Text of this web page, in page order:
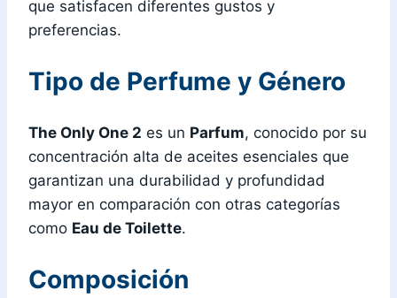
que satisfacen diferentes gustos y
preferencias.
Tipo de Perfume y Género
The Only One 2 es un Parfum, conocido por su
concentración alta de aceites esenciales que
garantizan una durabilidad y profundidad
mayor en comparación con otras categorías
como Eau de Toilette.
Composición